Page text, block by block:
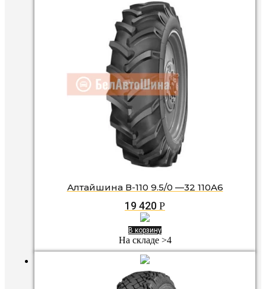
Алтайшина В-110 9.5/0 —32 110A6
19 420 Р
В корзину
На складе >4